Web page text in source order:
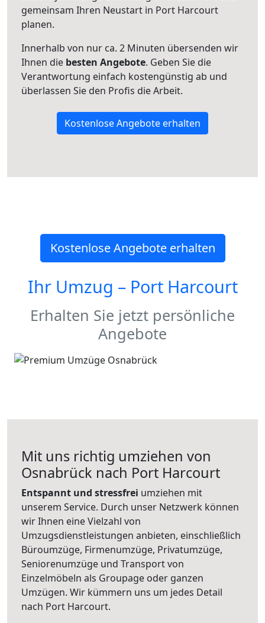
gemeinsam Ihren Neustart in Port Harcourt
planen.
Innerhalb von nur ca. 2 Minuten übersenden wir
Ihnen die besten Angebote. Geben Sie die
Verantwortung einfach kostengünstig ab und
überlassen Sie den Profis die Arbeit.
Kostenlose Angebote erhalten
Kostenlose Angebote erhalten
Ihr Umzug – Port Harcourt
Erhalten Sie jetzt persönliche
Angebote
Mit uns richtig umziehen von
Osnabrück nach Port Harcourt
Entspannt und stressfrei umziehen mit
unserem Service. Durch unser Netzwerk können
wir Ihnen eine Vielzahl von
Umzugsdienstleistungen anbieten, einschließlich
Büroumzüge, Firmenumzüge, Privatumzüge,
Seniorenumzüge und Transport von
Einzelmöbeln als Groupage oder ganzen
Umzügen. Wir kümmern uns um jedes Detail
nach Port Harcourt.